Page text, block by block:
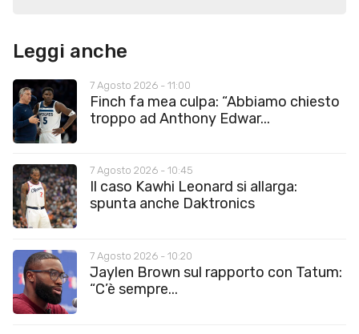
Leggi anche
7 Agosto 2026 - 11:00
Finch fa mea culpa: “Abbiamo chiesto
troppo ad Anthony Edwar...
7 Agosto 2026 - 10:45
Il caso Kawhi Leonard si allarga:
spunta anche Daktronics
7 Agosto 2026 - 10:20
Jaylen Brown sul rapporto con Tatum:
“C’è sempre...